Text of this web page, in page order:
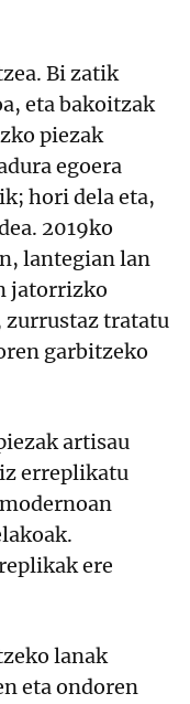
Bi zatik
eta bakoitzak
piezak
egoera
hori dela eta,
2019ko
lantegian lan
jatorrizko
zurrustaz tratatu
garbitzeko
artisau
erreplikatu
ere
lanak
eta ondoren